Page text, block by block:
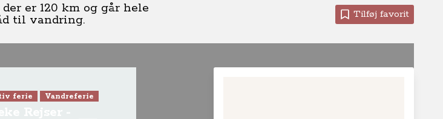
er 120 km og går hele
til vandring.
Tilføj favorit
ferie Vandreferie